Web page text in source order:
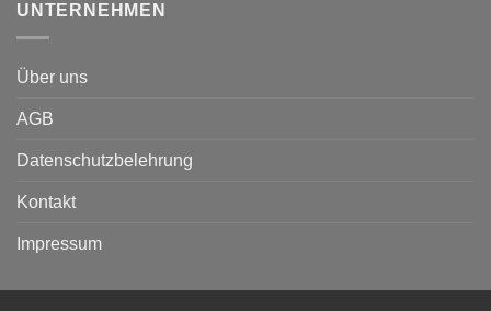
UNTERNEHMEN
Über uns
AGB
Datenschutzbelehrung
Kontakt
Impressum